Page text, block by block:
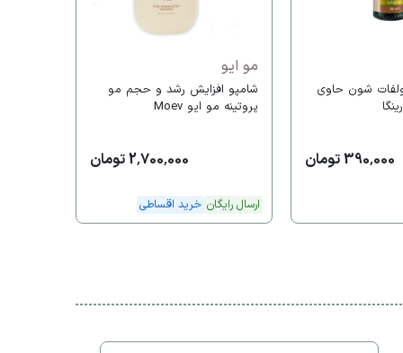
شون حاوی
390,000 تومان
مو ایو
شامپو افزایش رشد و حجم مو
پروتینه مو ایو Moev
2,700,000 تومان
ارسال رایگان خرید اقساطی